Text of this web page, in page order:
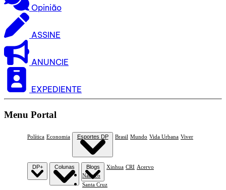
Opinião
ASSINE
ANUNCIE
EXPEDIENTE
Menu Portal
Política Economia Esportes DP
Náutico
Santa Cruz
Brasil Mundo Vida Urbana Viver
DP+ Colunas Blogs Xinhua CRI Acervo